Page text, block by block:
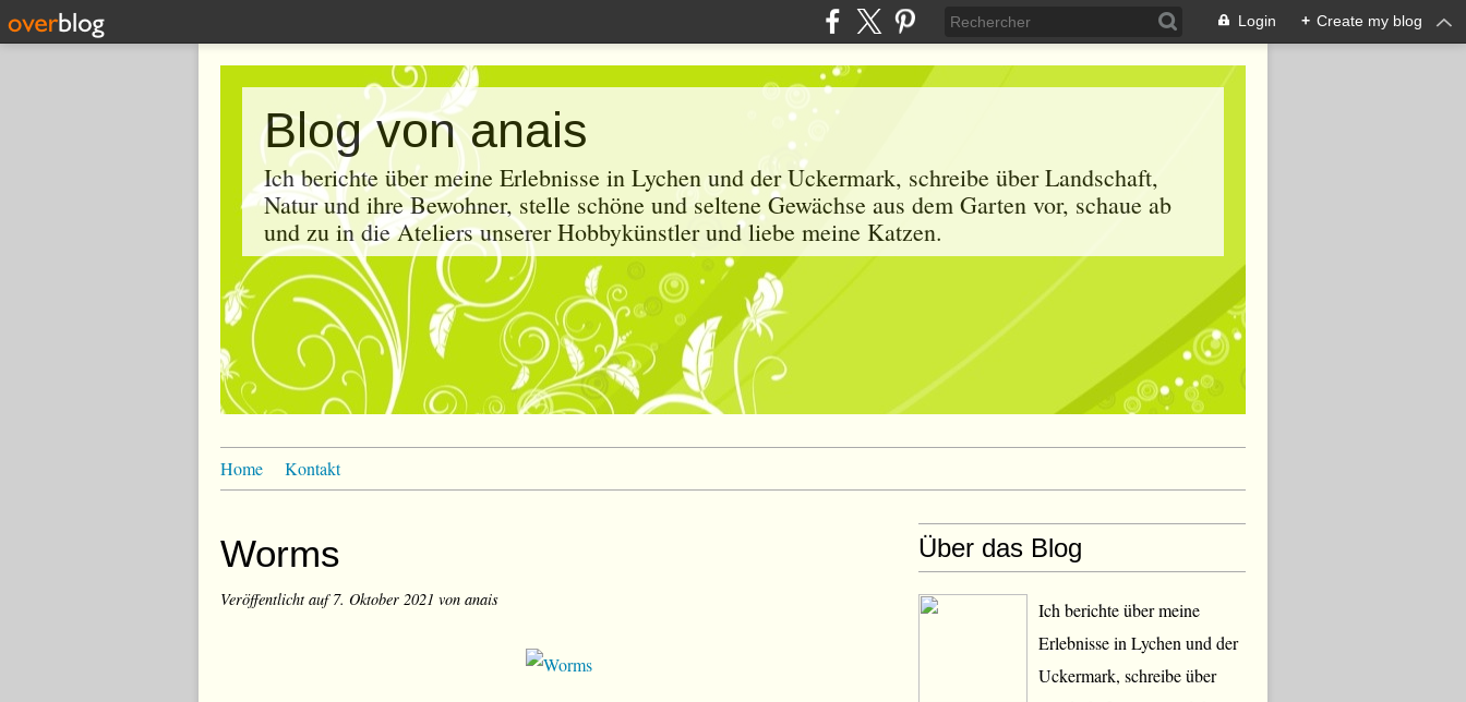
Login + Create my blog
Blog von anais
Ich berichte über meine Erlebnisse in Lychen und der Uckermark, schreibe über Landschaft,
Natur und ihre Bewohner, stelle schöne und seltene Gewächse aus dem Garten vor, schaue ab
und zu in die Ateliers unserer Hobbykünstler und liebe meine Katzen.
Home Kontakt
Worms
Veröffentlicht auf7. Oktober 2021 von anais
Über das Blog
Ich berichte über meine
Erlebnisse in Lychen und der
Uckermark, schreibe über